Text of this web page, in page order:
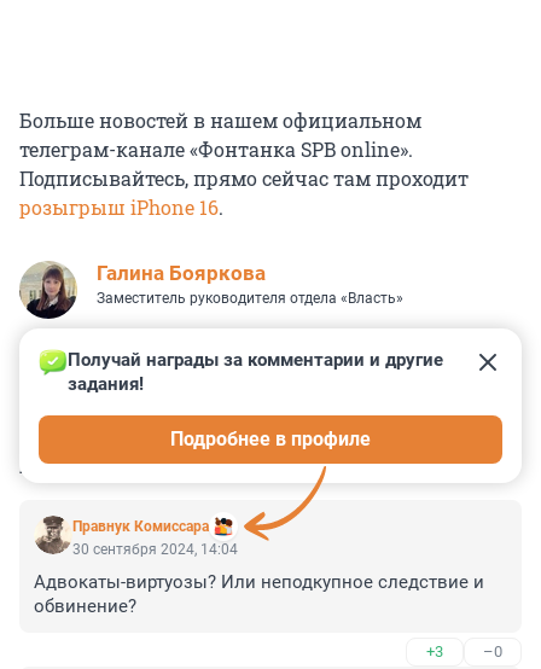
Больше новостей в нашем официальном
телеграм-канале «Фонтанка SPB online».
Подписывайтесь, прямо сейчас там проходит
розыгрыш iPhone 16.
Галина Бояркова
Заместитель руководителя отдела «Власть»
КОММЕНТАРИИ 8
Правнук Комиссара
Получай награды за комментарии и другие
задания!
Подробнее в профиле
30 сентября 2024, 14:04
Адвокаты-виртуозы? Или неподкупное следствие и
обвинение?
+3 –0